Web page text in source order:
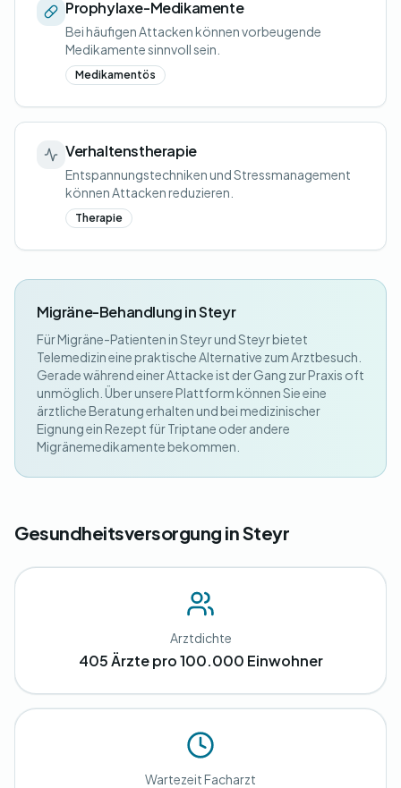
Prophylaxe-Medikamente
Bei häufigen Attacken können vorbeugende
Medikamente sinnvoll sein.
Medikamentös
Verhaltenstherapie
Entspannungstechniken und Stressmanagement
können Attacken reduzieren.
Therapie
Migräne-Behandlung in Steyr
Für Migräne-Patienten in Steyr und Steyr bietet
Telemedizin eine praktische Alternative zum Arztbesuch.
Gerade während einer Attacke ist der Gang zur Praxis oft
unmöglich. Über unsere Plattform können Sie eine
ärztliche Beratung erhalten und bei medizinischer
Eignung ein Rezept für Triptane oder andere
Migränemedikamente bekommen.
Gesundheitsversorgung in Steyr
Arztdichte
405 Ärzte pro 100.000 Einwohner
Wartezeit Facharzt